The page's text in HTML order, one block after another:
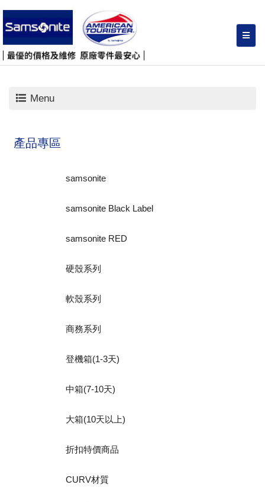
Menu
產品專區
samsonite
samsonite Black Label
samsonite RED
硬殼系列
軟殼系列
商務系列
登機箱(1-3天)
中箱(7-10天)
大箱(10天以上)
折扣特價商品
CURV材質